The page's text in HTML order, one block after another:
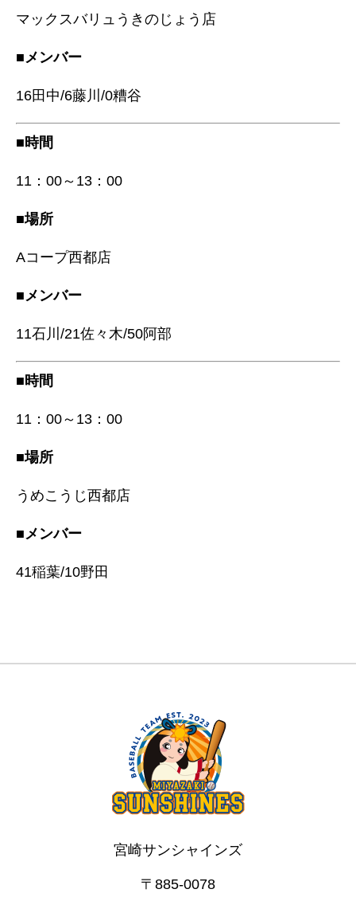
マックスバリュうきのじょう店
■メンバー
16田中/6藤川/0糟谷
■時間
11：00～13：00
■場所
Aコープ西都店
■メンバー
11石川/21佐々木/50阿部
■時間
11：00～13：00
■場所
うめこうじ西都店
■メンバー
41稲葉/10野田
宮崎サンシャインズ
〒885-0078